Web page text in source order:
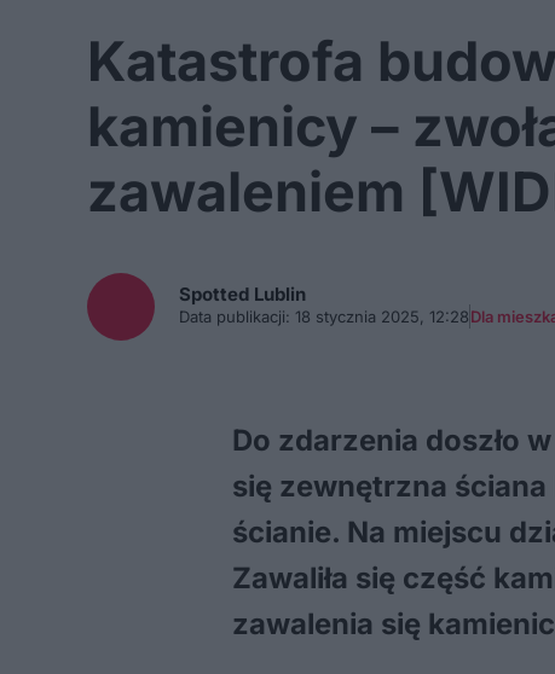
Katastrofa
kamienicy –
zawaleniem
Spotted Lublin
Data publikacji: 18 stycznia 2025, 12:28Dla
Do zdarzenia doszło
się zewnętrzna
ścianie. Na miejscu
Zawaliła się część
zawalenia się